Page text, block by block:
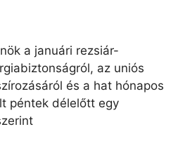
a januári rezsiár-
az uniós
és a hat hónapos
péntek délelőtt egy